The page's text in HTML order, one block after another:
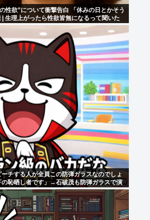
性欲”について衝撃告白 「休みの日とかそう
生理上がったら性欲皆無になるって聞いた
ーチする人が全員この防弾ガラスなのでしょ
の恥晒し者です」→石破茂も防弾ガラスで演